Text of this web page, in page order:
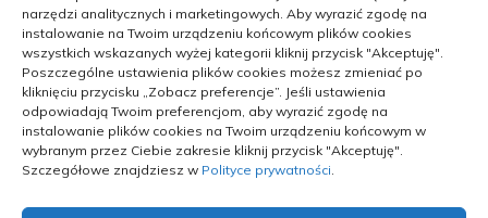
narzędzi analitycznych i marketingowych. Aby wyrazić zgodę na
instalowanie na Twoim urządzeniu końcowym plików cookies
wszystkich wskazanych wyżej kategorii kliknij przycisk "Akceptuję".
Poszczególne ustawienia plików cookies możesz zmieniać po
kliknięciu przycisku „Zobacz preferencje”. Jeśli ustawienia
odpowiadają Twoim preferencjom, aby wyrazić zgodę na
instalowanie plików cookies na Twoim urządzeniu końcowym w
wybranym przez Ciebie zakresie kliknij przycisk "Akceptuję".
Szczegółowe znajdziesz w Polityce prywatności.
Jakie są nowoczesne metody
zabezpieczenia mieszkań i domów
12/02/2024